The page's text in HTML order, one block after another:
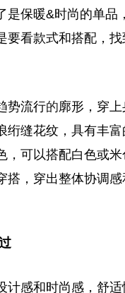
是保暖&时尚的单品
要看款式和搭配，
势流行的廓形，穿
绗缝花纹，具有丰
，可以搭配白色或
，穿出整体协调感
计感和时尚感，舒